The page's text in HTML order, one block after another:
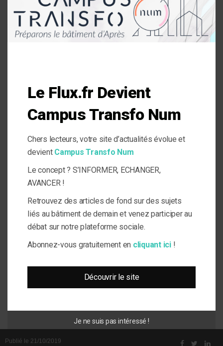
l’ensemble des collaborateurs du groupe ICF Habitat.
Votre adresse e-mail ne sera pas publiée.
Les champs
Publié le 21/10/2019
Le Flux.fr Devient
Campus Transfo Num
Chers lecteurs, votre site d’actualités évolue et
devient Campus Transfo Num
Le concept ? S’INFORMER, ECHANGER,
AVANCER !
Retrouvez des articles de fond sur des sujets
liés au bâtiment de demain et venez participer au
débat sur notre plateforme sociale.
Abonnez-vous gratuitement en cliquant ici!
Découvrir le site
Je ne suis pas intéressé !